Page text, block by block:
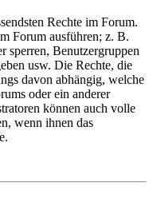
Rechte im Forum.
Forum ausführen; z. B.
sperren, Benutzergruppen
usw. Die Rechte, die
davon abhängig, welche
oder ein anderer
können auch volle
wenn ihnen das